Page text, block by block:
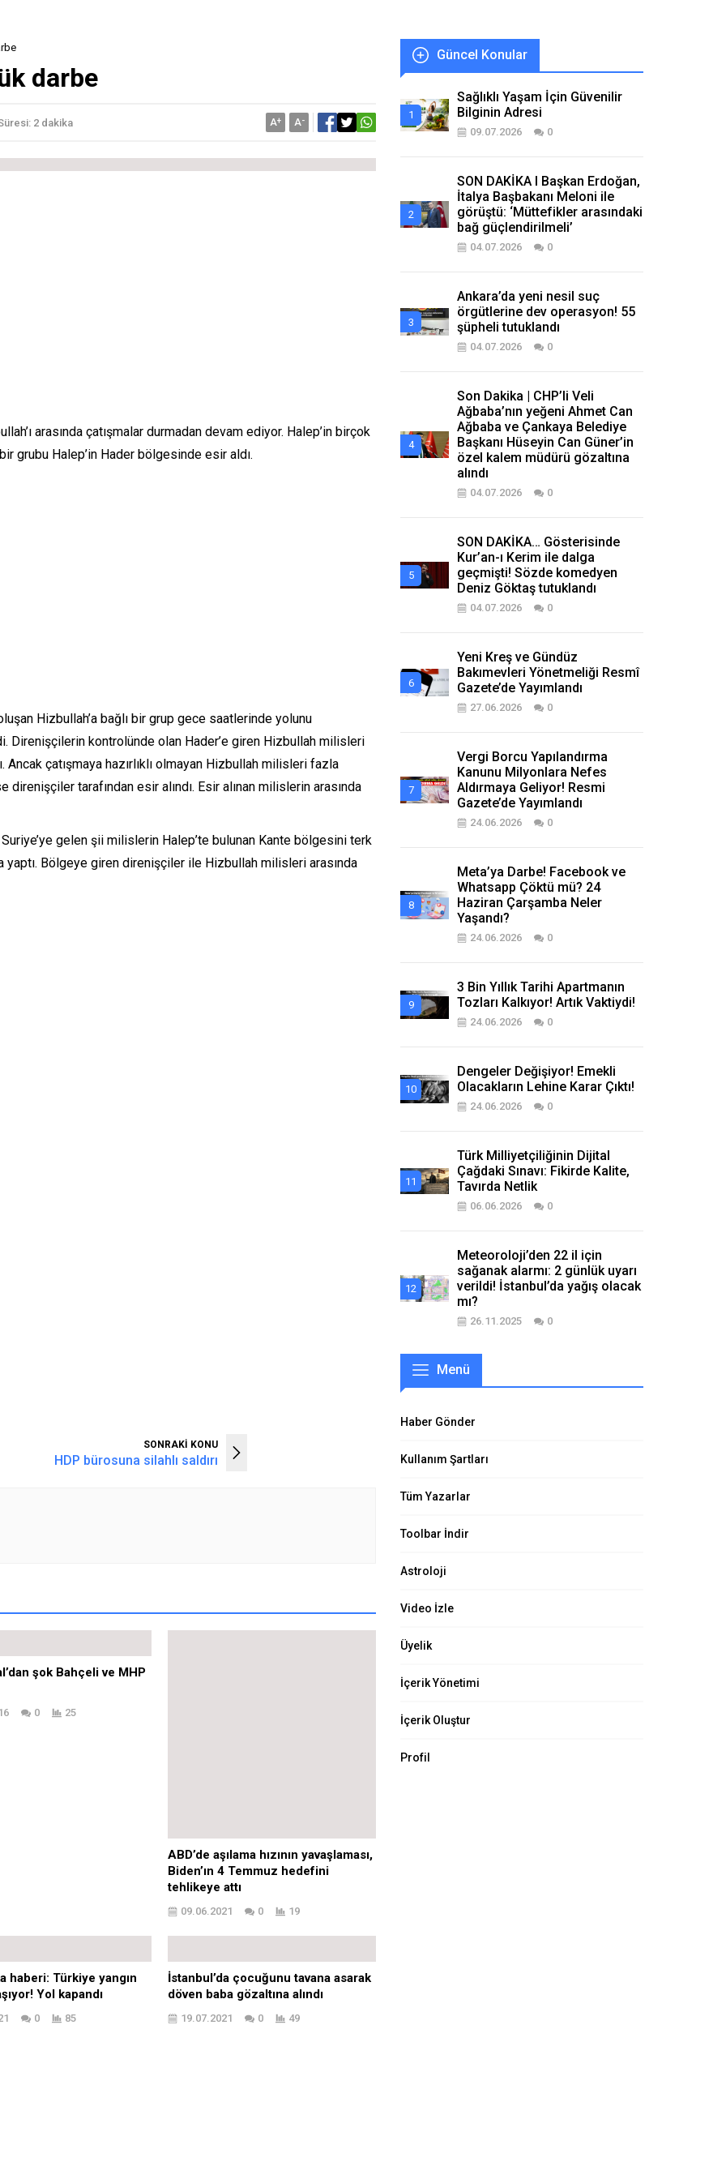
darbe
2 dakika A+ A-
arasında çatışmalar durmadan devam ediyor. Halep’in birçok
grubu Halep’in Hader bölgesinde esir aldı.
Hizbullah’a bağlı bir grup gece saatlerinde yolunu
Direnişçilerin kontrolünde olan Hader’e giren Hizbullah milisleri
çatışmaya hazırlıklı olmayan Hizbullah milisleri fazla
tarafından esir alındı. Esir alınan milislerin arasında
gelen şii milislerin Halep’te bulunan Kante bölgesini terk
Bölgeye giren direnişçiler ile Hizbullah milisleri arasında
SONRAKİ KONU
HDP bürosuna silahlı saldırı
şok Bahçeli ve MHP
0 25
19.07.2021 0
Güncel Konular
Sağlıklı Yaşam İçin Güvenilir
Bilginin Adresi
09.07.2026 0
SON DAKİKA I Başkan Erdoğan,
İtalya Başbakanı Meloni ile
görüştü: ‘Müttefikler arasındaki
bağ güçlendirilmeli’
04.07.2026 0
Ankara’da yeni nesil suç
örgütlerine dev operasyon! 55
şüpheli tutuklandı
04.07.2026 0
Son Dakika | CHP’li Veli
Ağbaba’nın yeğeni Ahmet Can
Ağbaba ve Çankaya Belediye
Başkanı Hüseyin Can Güner’in
özel kalem müdürü gözaltına
alındı
04.07.2026 0
SON DAKİKA… Gösterisinde
Kur’an-ı Kerim ile dalga
geçmişti! Sözde komedyen
Deniz Göktaş tutuklandı
04.07.2026 0
Yeni Kreş ve Gündüz
Bakımevleri Yönetmeliği Resmî
Gazete’de Yayımlandı
27.06.2026 0
Vergi Borcu Yapılandırma
Kanunu Milyonlara Nefes
Aldırmaya Geliyor! Resmi
Gazete’de Yayımlandı
24.06.2026 0
Meta’ya Darbe! Facebook ve
Whatsapp Çöktü mü? 24
Haziran Çarşamba Neler
Yaşandı?
24.06.2026 0
3 Bin Yıllık Tarihi Apartmanın
Tozları Kalkıyor! Artık Vaktiydi!
24.06.2026 0
Dengeler Değişiyor! Emekli
Olacakların Lehine Karar Çıktı!
24.06.2026 0
Türk Milliyetçiliğinin Dijital
Çağdaki Sınavı: Fikirde Kalite,
Tavırda Netlik
06.06.2026 0
Meteoroloji’den 22 il için
sağanak alarmı: 2 günlük uyarı
verildi! İstanbul’da yağış olacak
mı?
26.11.2025 0
Menü
Haber Gönder
Kullanım Şartları
Tüm Yazarlar
Toolbar İndir
Astroloji
Video İzle
Üyelik
İçerik Yönetimi
İçerik Oluştur
Profil